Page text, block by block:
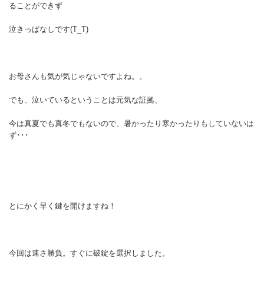
ることができず
泣きっぱなしです(T_T)
お母さんも気が気じゃないですよね。。
でも、泣いているということは元気な証拠、
今は真夏でも真冬でもないので、暑かったり寒かったりもしていないは
ず･･･
とにかく早く鍵を開けますね！
今回は速さ勝負。すぐに破錠を選択しました。